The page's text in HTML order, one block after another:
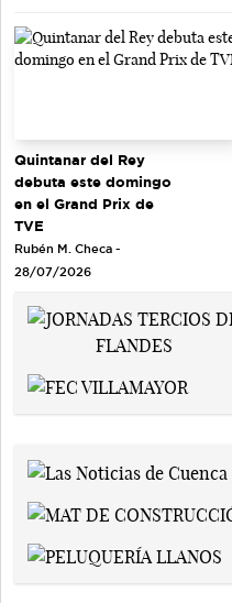
Quintanar del Rey
debuta este domingo
en el Grand Prix de
TVE
Rubén M. Checa -
28/07/2026